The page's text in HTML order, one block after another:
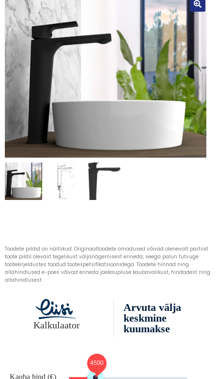
Toodete pildid on näitlikud. Originaaltoodete omadused võivad olenevalt partiist
toote pildil olevast tegelikust väljanägemisest erineda, seega palun tutvuge
tootekirjeldustes toodud tootespetsifikatsioonidega. Toodete hinnad ning
allahindlused e-poes võivad erineda jaekaupluse kaubavalikust, hindadest ning
allahindlusest.